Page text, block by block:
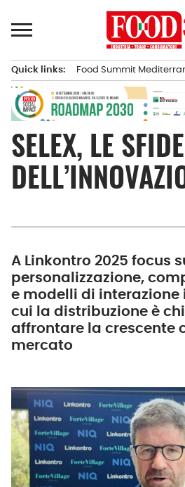
al
principale
Quick links: Food Summit
SELEX, LE SFIDE
A Linkontro 2025 focus
personalizzazione,
e modelli di interazione
cui la distribuzione è
affrontare la crescente
mercato